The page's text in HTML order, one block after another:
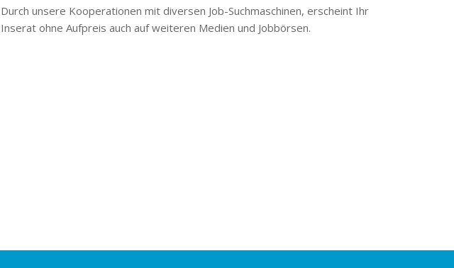
Durch unsere Kooperationen mit diversen Job-Suchmaschinen, erscheint Ihr
Inserat ohne Aufpreis auch auf weiteren Medien und Jobbörsen.